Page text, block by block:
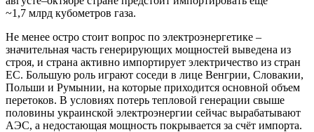
~1,7 млрд кубометров газа.
Не менее остро стоит вопрос по электроэнергетике –
значительная часть генерирующих мощностей выведена из
строя, и страна активно импортирует электричество из стран
ЕС. Большую роль играют соседи в лице Венгрии, Словакии,
Польши и Румынии, на которые приходится основной объем
перетоков. В условиях потерь тепловой генерации свыше
половины украинской электроэнергии сейчас вырабатывают
АЭС, а недостающая мощность покрывается за счёт импорта.